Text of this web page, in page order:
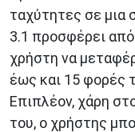
ταχύτητες σε μια
3.1 προσφέρει
χρήστη να
έως και 15 φορές
Επιπλέον, χάρη
του, ο χρήστης